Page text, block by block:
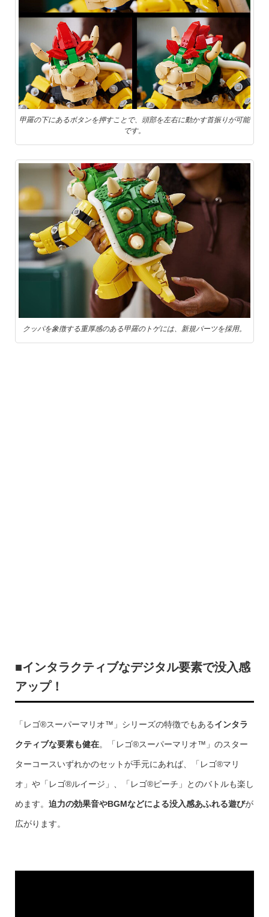
甲羅の下にあるボタンを押すことで、頭部を左右に動かす首振りが可能
です。
クッパを象徴する重厚感のある甲羅のトゲには、新規パーツを採用。
■インタラクティブなデジタル要素で没入感
アップ！
「レゴ®スーパーマリオ™」シリーズの特徴でもあるインタラ
クティブな要素も健在。「レゴ®スーパーマリオ™」のスター
ターコースいずれかのセットが手元にあれば、「レゴ®マリ
オ」や「レゴ®ルイージ」、「レゴ®ピーチ」とのバトルも楽し
めます。 迫力の効果音やBGMなどによる没入感あふれる遊びが
広がります。